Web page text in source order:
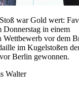
war Gold wert:
Donnerstag in einem
Wettbewerb vor dem
im Kugelstoßen
Berlin gewonnen.
Walter